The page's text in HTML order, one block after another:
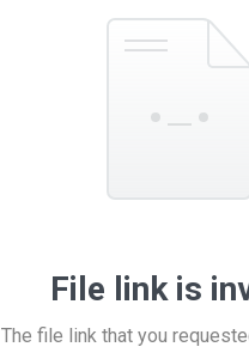
File link is
The file link that you